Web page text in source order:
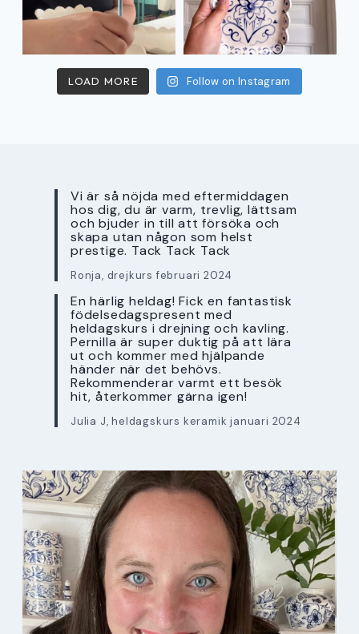
LOAD MORE Follow on Instagram
Vi är så nöjda med eftermiddagen
hos dig, du är varm, trevlig, lättsam
och bjuder in till att försöka och
skapa utan någon som helst
prestige. Tack Tack Tack
Ronja, drejkurs februari 2024
En härlig heldag! Fick en fantastisk
födelsedagspresent med
heldagskurs i drejning och kavling.
Pernilla är super duktig på att lära
ut och kommer med hjälpande
händer när det behövs.
Rekommenderar varmt ett besök
hit, återkommer gärna igen!
Julia J, heldagskurs keramik januari 2024